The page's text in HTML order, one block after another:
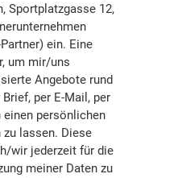
Sportplatzgasse 12,
ein. Eine
um mir/uns
Angebote rund
per E-Mail, per
einen persönlichen
lassen. Diese
wir jederzeit für die
meiner Daten zu